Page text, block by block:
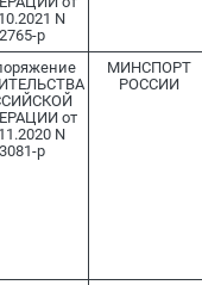
N
2765-р
от
N
3081-р
МИНСПОРТ
РОССИИ